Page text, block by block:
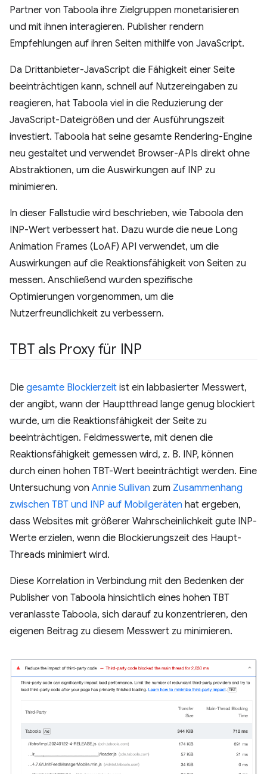
Partner von Taboola ihre Zielgruppen monetarisieren
und mit ihnen interagieren. Publisher rendern
Empfehlungen auf ihren Seiten mithilfe von JavaScript.
Da Drittanbieter-JavaScript die Fähigkeit einer Seite
beeinträchtigen kann, schnell auf Nutzereingaben zu
reagieren, hat Taboola viel in die Reduzierung der
JavaScript-Dateigrößen und der Ausführungszeit
investiert. Taboola hat seine gesamte Rendering-Engine
neu gestaltet und verwendet Browser-APIs direkt ohne
Abstraktionen, um die Auswirkungen auf INP zu
minimieren.
In dieser Fallstudie wird beschrieben, wie Taboola den
INP-Wert verbessert hat. Dazu wurde die neue Long
Animation Frames (LoAF) API verwendet, um die
Auswirkungen auf die Reaktionsfähigkeit von Seiten zu
messen. Anschließend wurden spezifische
Optimierungen vorgenommen, um die
Nutzerfreundlichkeit zu verbessern.
TBT als Proxy für INP
Die gesamte Blockierzeit ist ein labbasierter Messwert,
der angibt, wann der Hauptthread lange genug blockiert
wurde, um die Reaktionsfähigkeit der Seite zu
beeinträchtigen. Feldmesswerte, mit denen die
Reaktionsfähigkeit gemessen wird, z. B. INP, können
durch einen hohen TBT-Wert beeinträchtigt werden. Eine
Untersuchung von Annie Sullivan zum Zusammenhang
zwischen TBT und INP auf Mobilgeräten hat ergeben,
dass Websites mit größerer Wahrscheinlichkeit gute INP-
Werte erzielen, wenn die Blockierungszeit des Haupt-
Threads minimiert wird.
Diese Korrelation in Verbindung mit den Bedenken der
Publisher von Taboola hinsichtlich eines hohen TBT
veranlasste Taboola, sich darauf zu konzentrieren, den
eigenen Beitrag zu diesem Messwert zu minimieren.